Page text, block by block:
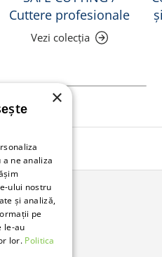
Cuttere profesionale
Vezi colecția
în sus
ta.
×
ne analiza
ului nostru
și analiză,
pe
le-au
lor. Politica